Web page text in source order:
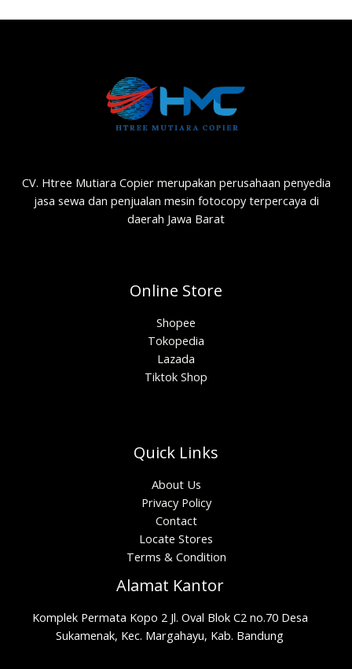
CV. Htree Mutiara Copier merupakan perusahaan penyedia
jasa sewa dan penjualan mesin fotocopy terpercaya di
daerah Jawa Barat
Online Store
Shopee
Tokopedia
Lazada
Tiktok Shop
Quick Links
About Us
Privacy Policy
Contact
Locate Stores
Terms & Condition
Alamat Kantor
Komplek Permata Kopo 2 Jl. Oval Blok C2 no.70 Desa
Sukamenak, Kec. Margahayu, Kab. Bandung